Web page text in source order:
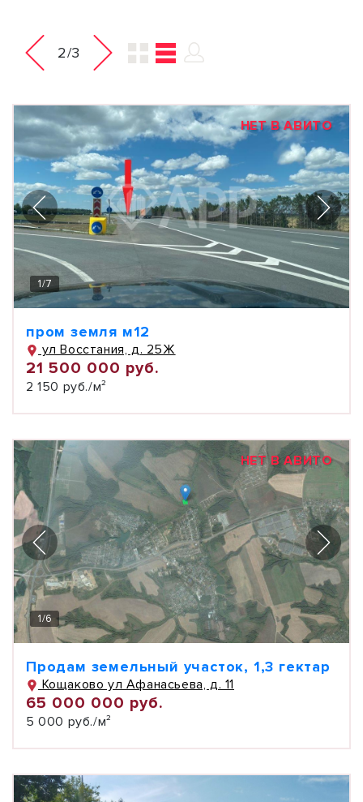
2/3
НЕТ В АВИТО
1/7
пром земля м12
ул Восстания, д. 25Ж
21 500 000 руб.
2 150 руб./м²
НЕТ В АВИТО
1/6
Продам земельный участок, 1,3 гектар
Кощаково ул Афанасьева, д. 11
65 000 000 руб.
5 000 руб./м²